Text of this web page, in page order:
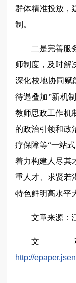
群体精准投放，
制。
二是完善服
师制度，及时解
深化校地协同赋
待遇叠加”新机
教师思政工作机
的政治引领和政
疗保障等“一站
着力构建人尽其
重人才、求贤若
特色鲜明高水平
文章来源：
文
http://